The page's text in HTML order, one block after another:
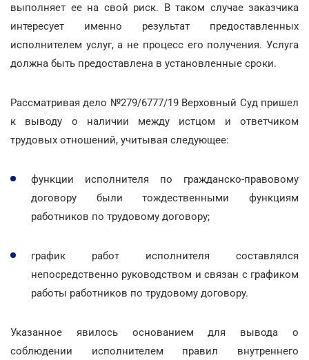
выполняет ее на свой риск. В таком случае заказчика
интересует именно результат предоставленных
исполнителем услуг, а не процесс его получения. Услуга
должна быть предоставлена в установленные сроки.
Рассматривая дело №279/6777/19 Верховный Суд пришел
к выводу о наличии между истцом и ответчиком
трудовых отношений, учитывая следующее:
функции исполнителя по гражданско-правовому
договору были тождественными функциям
работников по трудовому договору;
график работ исполнителя составлялся
непосредственно руководством и связан с графиком
работы работников по трудовому договору.
Указанное явилось основанием для вывода о
соблюдении исполнителем правил внутреннего